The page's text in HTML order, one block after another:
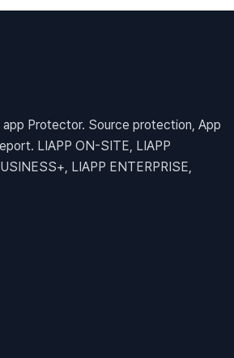
app Protector. Source protection, App
LIAPP ON-SITE, LIAPP
LIAPP ENTERPRISE,